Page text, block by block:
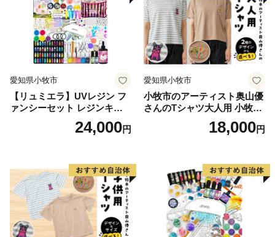
援をお願いいたします。
※ 藤岡市は、地方税法（昭和25年法律第226号）に基づ
く「ふるさと納税の対象となる地方団体の指定」を受け
指定対象期間：令和6年10月1日から令和7年9月30日
まで
愛知県小牧市
【リュミエラ】UVレジン フ
ァンシーセット レジンキッ
ト ハンドメイド レジンクラ
フト アクセサリーキット 手
24,000円
愛知県小牧市
小牧市のアーティスト奥山優
さんのTシャツ大人用 小牧市
18,000円